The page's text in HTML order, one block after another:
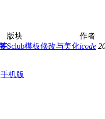
索
版块
作者
Sclub模板修改与美化icode
手机版